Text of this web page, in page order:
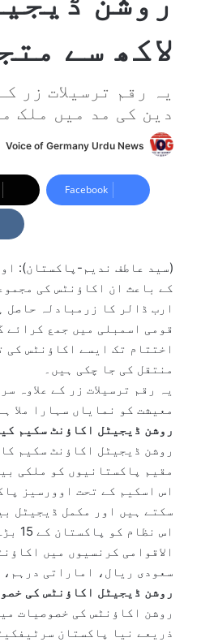
لاکھ سے متجاوز، 10
یہ رقم ترسیلات زر
دین کی مد میں ملک
Voice of Germany Urdu News
Facebook
(سید عاطف ندیم-پاکستان):
کے باعث ان اکاؤنٹس کی
ارب ڈالر کا زرمبادلہ حاصل
منتقل کی جا چکی ہیں۔
یہ رقم ترسیلات زر کے
معیشت کو نمایاں سہارا ملا
روشن ڈیجیٹل اکاؤنٹ سکیم
مقیم پاکستانیوں کو ملکی
اس اسکیم کے تحت اوورسیز
سکتے ہیں اور مکمل ڈیجیٹل
الاقوامی کرنسیوں میں
سعودی ریال، اماراتی
روشن ڈیجیٹل اکاؤنٹس کی
روشن اکاؤنٹس کی خصوصیات
ذریعے نیا پاکستان